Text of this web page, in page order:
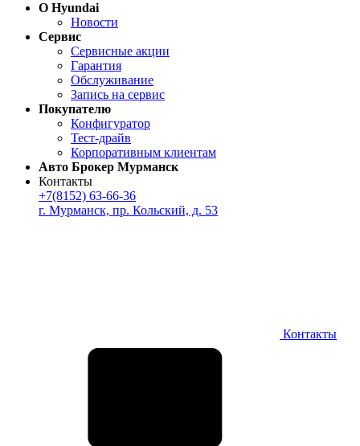
О Hyundai
Новости
Сервис
Сервисные акции
Гарантия
Обслуживание
Запись на сервис
Покупателю
Конфигуратор
Тест-драйв
Корпоративным клиентам
Авто Брокер Мурманск
Контакты
+7(8152) 63-66-36
г. Мурманск, пр. Кольский, д. 53
Контакты